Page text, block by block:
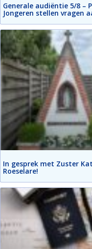
Generale audiëntie 5/8 –
Jongeren stellen vragen
In gesprek met Zuster
Roeselare!